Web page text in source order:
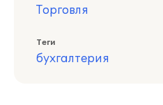
Торговля
Теги
бухгалтерия